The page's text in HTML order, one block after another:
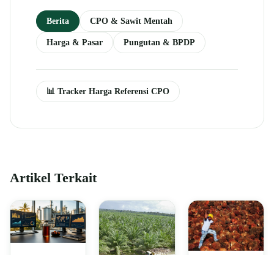
Berita CPO & Sawit Mentah
Harga & Pasar Pungutan & BPDP
📊 Tracker Harga Referensi CPO
Artikel Terkait